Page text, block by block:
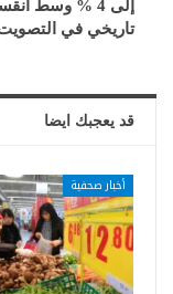
إلى 4 % وسط
تاريخي في
قد يعجبك ايضا
أخبار صحفية